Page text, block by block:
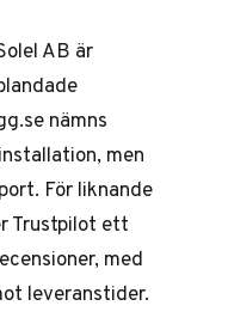
AB är
nämns
men
För liknande
Trustpilot ett
med
leveranstider.